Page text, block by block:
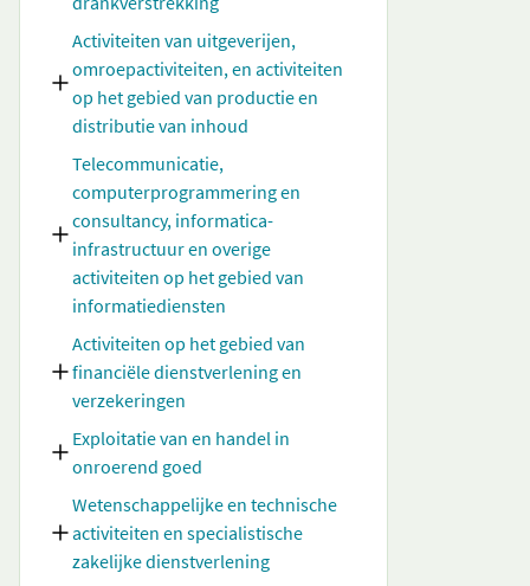
Activiteiten van uitgeverijen,
omroepactiviteiten, en activiteiten
op het gebied van productie en
distributie van inhoud
Telecommunicatie,
computerprogrammering en
consultancy, informatica-
infrastructuur en overige
activiteiten op het gebied van
informatiediensten
Activiteiten op het gebied van
financiële dienstverlening en
verzekeringen
Exploitatie van en handel in
onroerend goed
Wetenschappelijke en technische
activiteiten en specialistische
zakelijke dienstverlening